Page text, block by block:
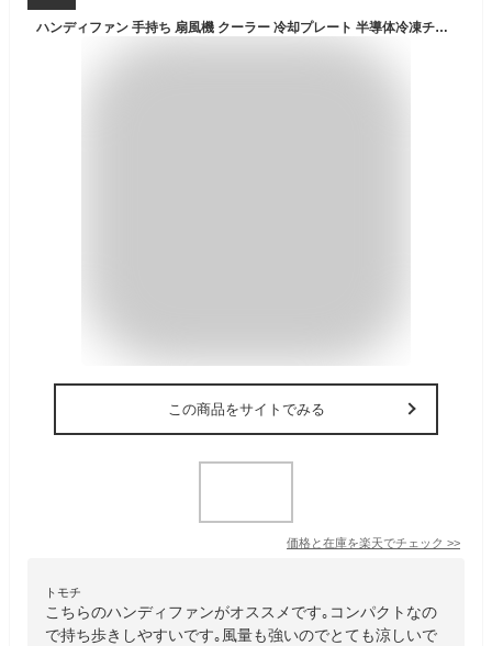
ハンディファン 手持ち 扇風機 クーラー 冷却プレート 半導体冷凍チップ 瞬間冷感 3段階風量 5in1機能搭載 冷却モード USB充電式 ポータブル扇風機 省エネ 静音 軽量 大風量 ミニ 涼しい 冷風 持ち運び ファン 卓上 スタンド アウトドア 熱中症対策 母の日ギフト
この商品をサイトでみる
価格と在庫を楽天でチェック >>
トモチ
こちらのハンディファンがオススメです｡コンパクトなの
で持ち歩きしやすいです｡風量も強いのでとても涼しいで